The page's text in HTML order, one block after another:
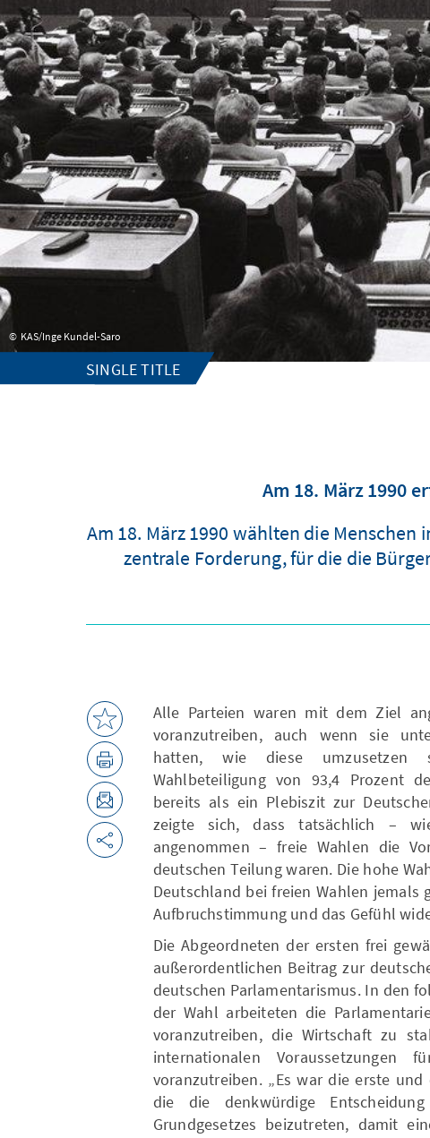
KAS/Inge Kundel-Saro
SINGLE TITLE
Am 18. März 1990
Am 18. März 1990 wählten die
zentrale Forderung, für die die
Alle Parteien waren mit dem Ziel
voranzutreiben, auch wenn sie
hatten, wie diese umzusetzen
Wahlbeteiligung von 93,4 Prozent
bereits als ein Plebiszit zur
zeigte sich, dass tatsächlich –
angenommen – freie Wahlen die
deutschen Teilung waren. Die hohe
Deutschland bei freien Wahlen jemals
Aufbruchstimmung und das Gefühl
Die Abgeordneten der ersten frei
außerordentlichen Beitrag zur
deutschen Parlamentarismus. In den
der Wahl arbeiteten die
voranzutreiben, die Wirtschaft zu
internationalen Voraussetzungen
voranzutreiben. „Es war die erste
die die denkwürdige
Grundgesetzes beizutreten, damit